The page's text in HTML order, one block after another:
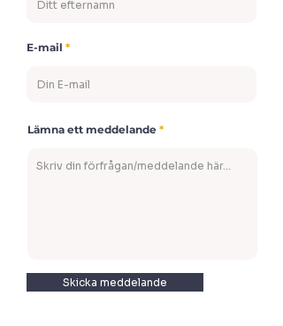
E-mail
Lämna ett meddelande
Skicka meddelande